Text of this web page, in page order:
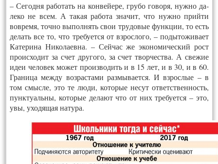
– Се­год­ня ра­ботать на кон­вейере, гру­бо го­воря, нуж­но да­
леко не всем. А та­кая ра­бота зна­чит, что нуж­но прий­ти
вов­ре­мя, точ­но вы­пол­нять свои тру­довые функ­ции, то есть
де­лать все то, что тре­бу­ет­ся от взрос­ло­го, – по­дыто­жива­ет
Ка­тери­на Ни­кола­ев­на. – Сей­час же эко­номи­чес­кий рост
про­ис­хо­дит за счет дру­гого, за счет твор­чест­ва. А све­жие
идеи че­ловек мо­жет про­из­во­дить и в 15 лет, и в 30, и в 60.
Гра­ница меж­ду воз­раста­ми раз­мы­ва­ет­ся. И взрос­лые – в
том смыс­ле, это те лю­ди, ко­торые не­сут от­ветс­твен­ность,
пунк­ту­аль­ны, ко­торые де­ла­ют что от них тре­бу­ет­ся – это,
увы, ухо­дящая на­тура.